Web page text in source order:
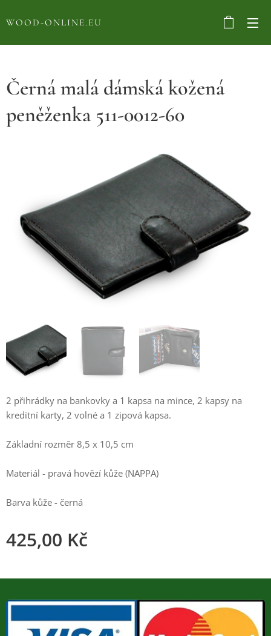
WOOD-ONLINE.EU
Černá malá dámská kožená
peněženka 511-0012-60
2 přihrádky na bankovky a 1 kapsa na mince, 2 kapsy na
kreditní karty, 2 volné a 1 zipová kapsa.
Základní rozměr 8,5 x 10,5 cm
Materiál - pravá hovězí kůže (NAPPA)
Barva kůže - černá
425,00 Kč